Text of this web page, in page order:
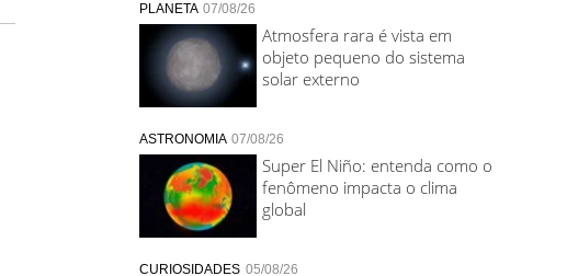
PLANETA 07/08/26
Atmosfera rara é vista em
objeto pequeno do sistema
solar externo
ASTRONOMIA 07/08/26
Super El Niño: entenda como o
fenômeno impacta o clima
global
CURIOSIDADES 05/08/26